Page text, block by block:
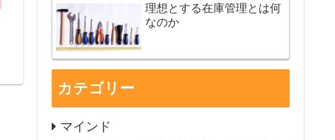
理想とする在庫管理とは何
なのか
カテゴリー
マインド